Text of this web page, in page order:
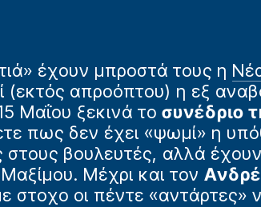
έχουν μπροστά τους η
απροόπτου) η εξ
Μαΐου ξεκινά το συνέδριο
πως δεν έχει «ψωμί» η
βουλευτές, αλλά έχουν
Μέχρι και τον
στοχο οι πέντε «αντάρτες»